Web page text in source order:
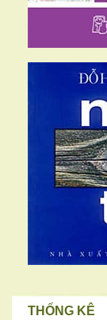
THỐNG KÊ